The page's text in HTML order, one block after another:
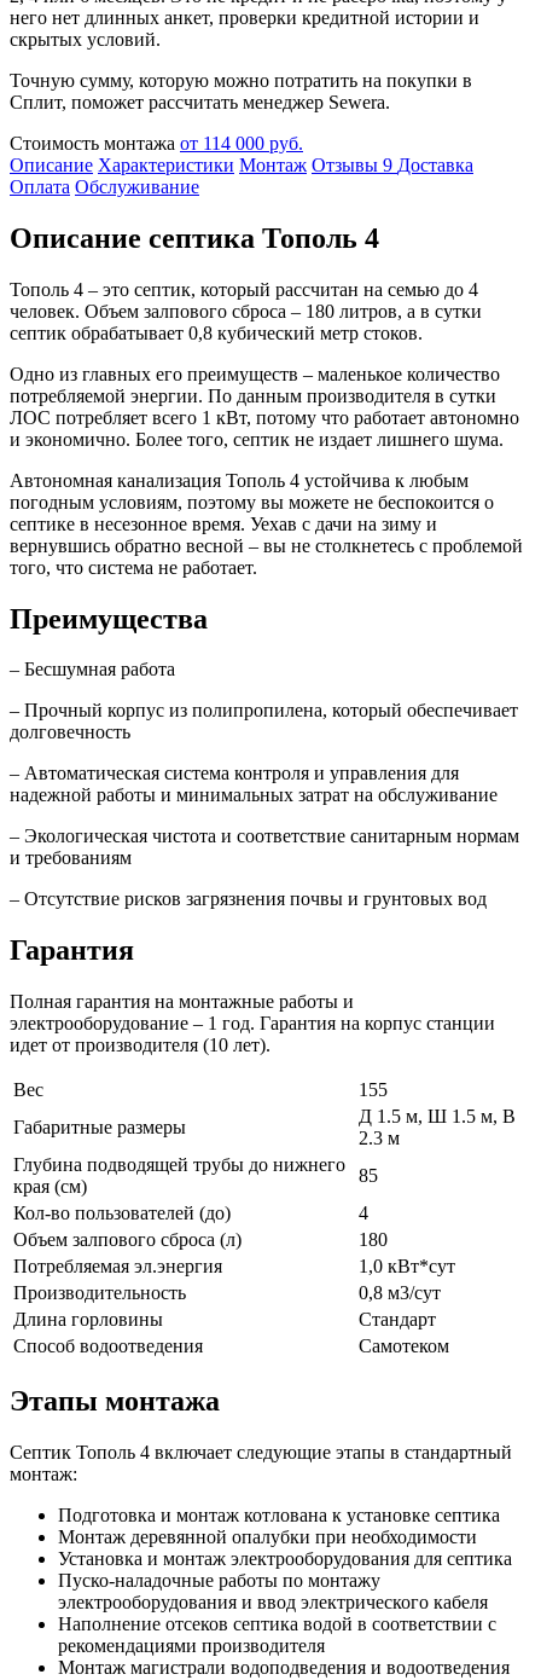
него нет длинных анкет, проверки кредитной истории и
скрытых условий.
Точную сумму, которую можно потратить на покупки в
Сплит, поможет рассчитать менеджер Sewera.
Стоимость монтажа от 114 000 руб.
Описание Характеристики Монтаж Отзывы 9 Доставка
Оплата Обслуживание
Описание септика Тополь 4
Тополь 4 – это септик, который рассчитан на семью до 4
человек. Объем залпового сброса – 180 литров, а в сутки
септик обрабатывает 0,8 кубический метр стоков.
Одно из главных его преимуществ – маленькое количество
потребляемой энергии. По данным производителя в сутки
ЛОС потребляет всего 1 кВт, потому что работает автономно
и экономично. Более того, септик не издает лишнего шума.
Автономная канализация Тополь 4 устойчива к любым
погодным условиям, поэтому вы можете не беспокоится о
септике в несезонное время. Уехав с дачи на зиму и
вернувшись обратно весной – вы не столкнетесь с проблемой
того, что система не работает.
Преимущества
– Бесшумная работа
– Прочный корпус из полипропилена, который обеспечивает
долговечность
– Автоматическая система контроля и управления для
надежной работы и минимальных затрат на обслуживание
– Экологическая чистота и соответствие санитарным нормам
и требованиям
– Отсутствие рисков загрязнения почвы и грунтовых вод
Гарантия
Полная гарантия на монтажные работы и
электрооборудование – 1 год. Гарантия на корпус станции
идет от производителя (10 лет).
Вес
155
Габаритные размеры
Д 1.5 м, Ш 1.5 м, В
2.3 м
Глубина подводящей трубы до нижнего
края (см)
85
Кол-во пользователей (до)
4
Объем залпового сброса (л)
180
Потребляемая эл.энергия
1,0 кВт*сут
Производительность
0,8 м3/сут
Длина горловины
Стандарт
Способ водоотведения
Самотеком
Этапы монтажа
Септик Тополь 4 включает следующие этапы в стандартный
монтаж:
Подготовка и монтаж котлована к установке септика
Монтаж деревянной опалубки при необходимости
Установка и монтаж электрооборудования для септика
Пуско-наладочные работы по монтажу
электрооборудования и ввод электрического кабеля
Наполнение отсеков септика водой в соответствии с
рекомендациями производителя
Монтаж магистрали водоподведения и водоотведения